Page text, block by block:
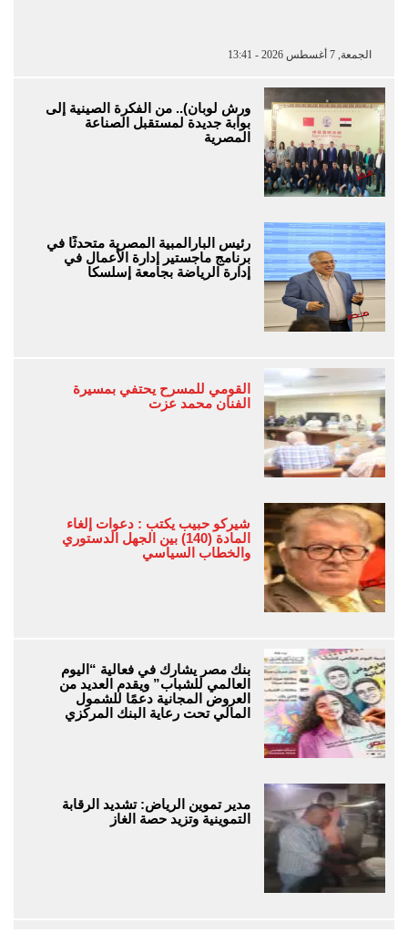
الجمعة, 7 أغسطس 2026 - 13:41
ورش لوبان).. من الفكرة الصينية إلى
بوابة جديدة لمستقبل الصناعة
المصرية
رئيس البارالمبية المصرية متحدثًا في
برنامج ماجستير إدارة الأعمال في
إدارة الرياضة بجامعة إسلسكا
القومي للمسرح يحتفي بمسيرة
الفنان محمد عزت
شيركو حبيب يكتب : دعوات إلغاء
المادة (140) بين الجهل الدستوري
والخطاب السياسي
بنك مصر يشارك في فعالية “اليوم
العالمي للشباب” ويقدم العديد من
العروض المجانية دعمًا للشمول
المالي تحت رعاية البنك المركزي
مدير تموين الرياض: تشديد الرقابة
التموينية وتزيد حصة الغاز